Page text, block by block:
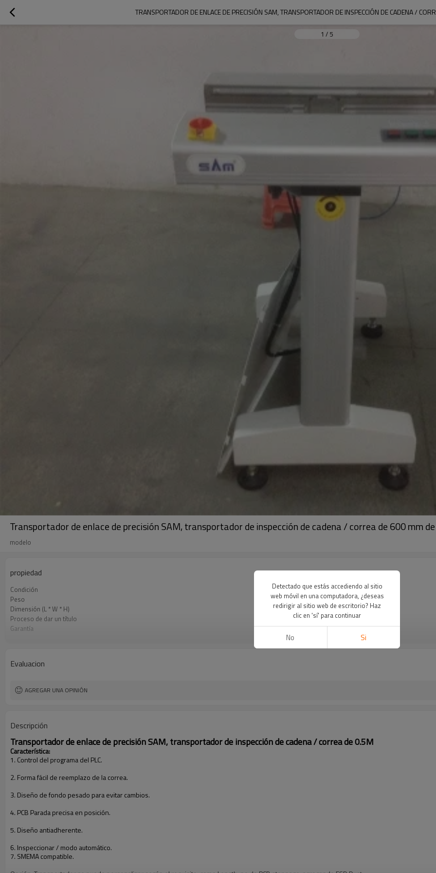
TRANSPORTADOR DE ENLACE DE PRECISIÓN SAM, TRANSPORTADOR DE INSPECCIÓN DE CADENA /
1 / 5
Transportador de enlace de precisión SAM, transportador de inspección de cadena / correa de 600 mm
modelo
propiedad
Condición
Peso
Dimensión (L * W * H)
Proceso de dar un título
Garantía
Evaluacion
AGREGAR UNA OPINIÓN
Descripción
Transportador de enlace de precisión SAM, transportador de inspección de cadena / correa de 0.5M
Característica:
1. Control del programa del PLC.
2. Forma fácil de reemplazo de la correa.
3. Diseño de fondo pesado para evitar cambios.
4. PCB Parada precisa en posición.
5. Diseño antiadherente.
6. Inspeccionar / modo automático.
7. SMEMA compatible.
Detectado que estás accediendo al sitio
web móvil en una computadora, ¿deseas
redirigir al sitio web de escritorio? Haz
clic en 'sí' para continuar
No Si